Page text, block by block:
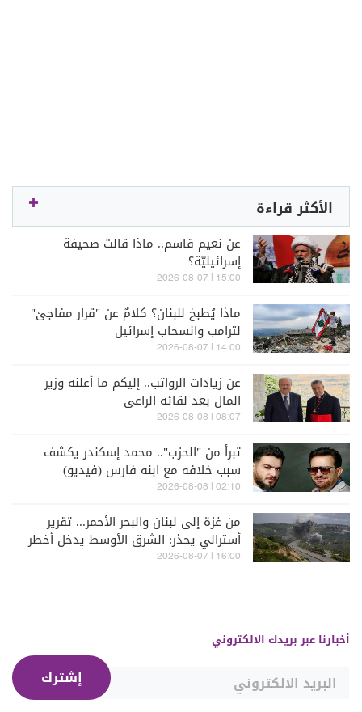
الأكثر قراءة
عن نعيم قاسم.. ماذا قالت صحيفة
إسرائيليّة؟
15:00 | 2026-08-07
ماذا يُطبخ للبنان؟ كلامٌ عن "قرار مفاجئ"
لترامب وانسحاب إسرائيل
14:00 | 2026-08-07
عن زيادات الرواتب.. إليكم ما أعلنه وزير
المال بعد لقائه الراعي
08:07 | 2026-08-08
تبرأ من "الحزب".. محمد إسكندر يكشف
سبب خلافه مع ابنه فارس (فيديو)
02:10 | 2026-08-08
من غزة إلى لبنان والبحر الأحمر... تقرير
أسترالي يحذر: الشرق الأوسط يدخل أخطر
مراحله
16:00 | 2026-08-07
أخبارنا عبر بريدك الالكتروني
إشترك